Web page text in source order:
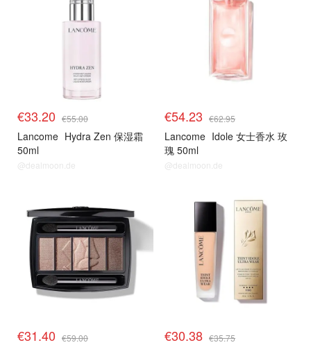
€33.20 €55.00
Lancome Hydra Zen 保湿霜
50ml
@dealmoon.de
€54.23 €62.95
Lancome Idole 女士香水 玫
瑰 50ml
@dealmoon.de
€31.40 €59.00 €30.38 €35.75